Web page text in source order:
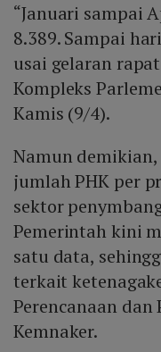
“Januari sampai
8.389. Sampai
usai gelaran
Kompleks
Kamis (9/4).
Namun
jumlah PHK per
sektor
Pemerintah kini
satu data,
terkait
Perencanaan dan
Kemnaker.